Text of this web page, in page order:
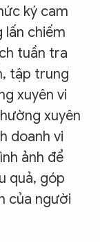
ký cam
lấn chiếm
tuần tra
tập trung
xuyên vi
xuyên
doanh vi
ảnh để
quả, góp
của người